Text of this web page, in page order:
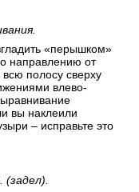
«перышком»
направлению от
полосу сверху
влево-
вы наклеили
– исправьте это